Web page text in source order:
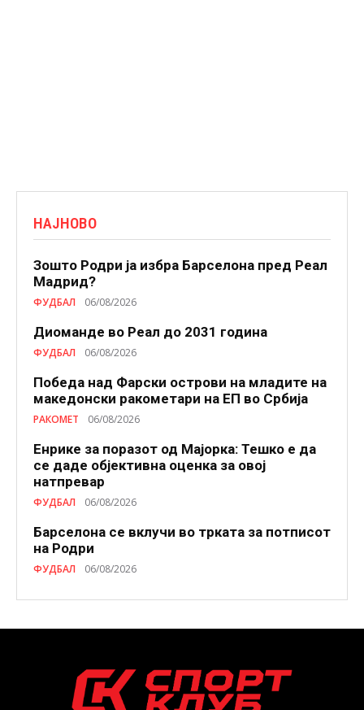
НАЈНОВО
Зошто Родри ја избра Барселона пред Реал
Мадрид?
ФУДБАЛ 06/08/2026
Диоманде во Реал до 2031 година
ФУДБАЛ 06/08/2026
Победа над Фарски острови на младите на
македонски ракометари на ЕП во Србија
РАКОМЕТ 06/08/2026
Енрике за поразот од Мајорка: Тешко е да
се даде објективна оценка за овој
натпревар
ФУДБАЛ 06/08/2026
Барселона се вклучи во трката за потписот
на Родри
ФУДБАЛ 06/08/2026